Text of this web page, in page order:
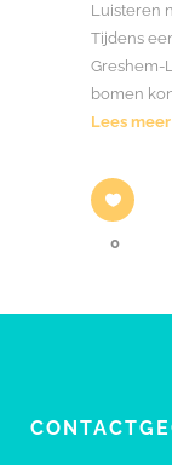
Luisteren
Tijdens
Greshem-
bomen
Lees meer
0